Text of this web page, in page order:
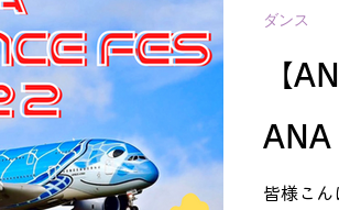
【
皆様こ
ダンス